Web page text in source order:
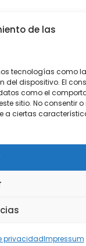
de las
tecnologías como
dispositivo. El
como el
sitio. No consentir o
a ciertas
privacidadImpressum